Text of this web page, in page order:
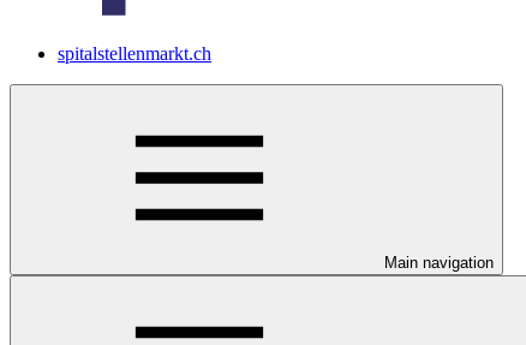
spitalstellenmarkt.ch
Main navigation